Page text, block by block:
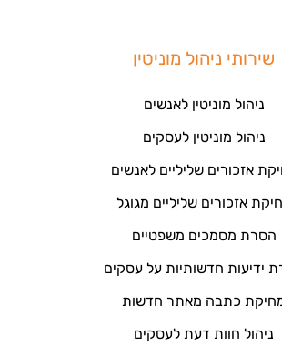
שירותי ניהול מוניטין
ניהול מוניטין לאנשים
ניהול מוניטין לעסקים
אזכורים שליליים לאנשים
אזכורים שליליים מגוגל
הסרת מסמכים משפטיים
ידיעות חדשותיות על עסקים
כתבה מאתר חדשות
ניהול חוות דעת לעסקים